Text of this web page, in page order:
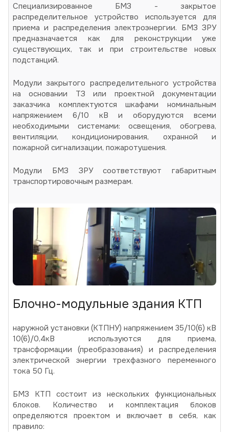
Специализированное БМЗ - закрытое
распределительное устройство используется для
приема и распределения электроэнергии. БМЗ ЗРУ
предназначается как для реконструкции уже
существующих, так и при строительстве новых
подстанций.
Модули закрытого распределительного устройства
на основании ТЗ или проектной документации
заказчика комплектуются шкафами номинальным
напряжением 6/10 кВ и оборудуются всеми
необходимыми системами: освещения, обогрева,
вентиляции, кондиционирования, охранной и
пожарной сигнализации, пожаротушения.
Модули БМЗ ЗРУ соответствуют габаритным
транспортировочным размерам.
Блочно-модульные здания КТП
наружной установки (КТПНУ) напряжением 35/10(6) кВ
10(6)/0,4кВ используются для приема,
трансформации (преобразования) и распределения
электрической энергии трехфазного переменного
тока 50 Гц.
БМЗ КТП состоит из нескольких функциональных
блоков. Количество и комплектация блоков
определяются проектом и включает в себя, как
правило: